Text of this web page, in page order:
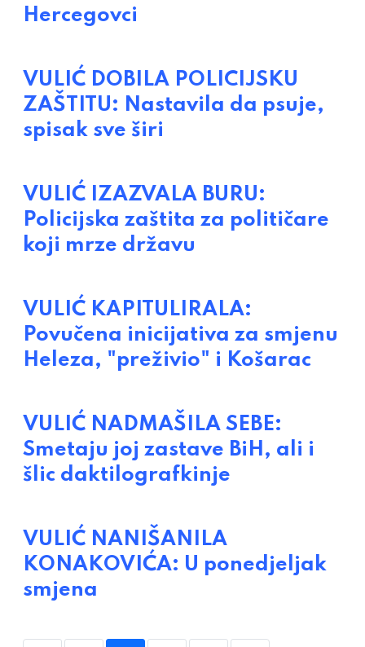
Hercegovci
VULIĆ DOBILA POLICIJSKU
ZAŠTITU: Nastavila da psuje,
spisak sve širi
VULIĆ IZAZVALA BURU:
Policijska zaštita za političare
koji mrze državu
VULIĆ KAPITULIRALA:
Povučena inicijativa za smjenu
Heleza, "preživio" i Košarac
VULIĆ NADMAŠILA SEBE:
Smetaju joj zastave BiH, ali i
šlic daktilografkinje
VULIĆ NANIŠANILA
KONAKOVIĆA: U ponedjeljak
smjena